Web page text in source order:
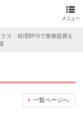
クス 経理BPOで業務提携を
一覧ページへ